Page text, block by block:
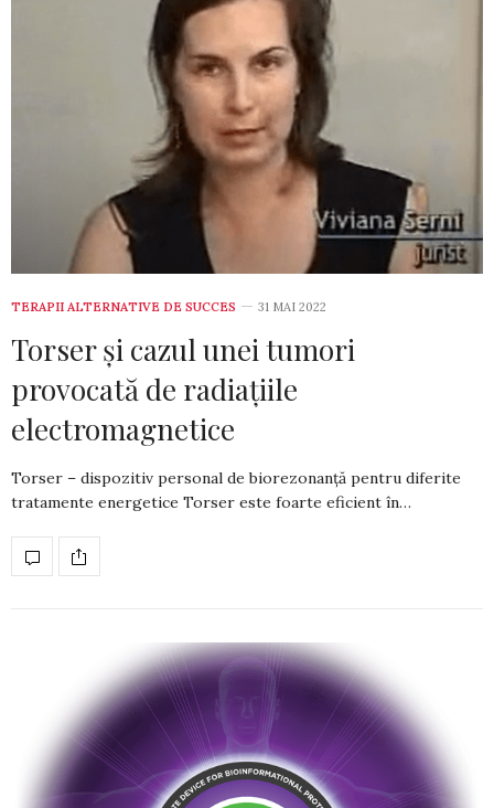
TERAPII ALTERNATIVE DE SUCCES 31 MAI 2022
Torser și cazul unei tumori
provocată de radiațiile
electromagnetice
Torser – dispozitiv personal de biorezonanță pentru diferite
tratamente energetice Torser este foarte eficient în…